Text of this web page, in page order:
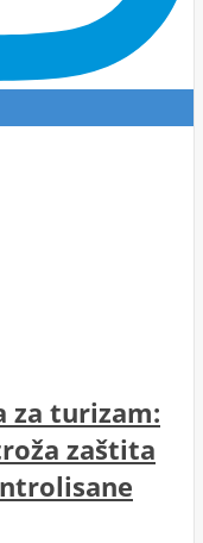
za turizam:
zaštita